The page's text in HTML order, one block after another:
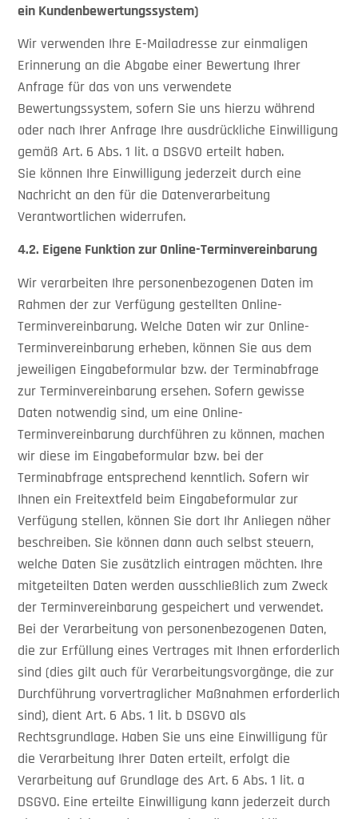
ein Kundenbewertungssystem)
Wir verwenden Ihre E-Mailadresse zur einmaligen
Erinnerung an die Abgabe einer Bewertung Ihrer
Anfrage für das von uns verwendete
Bewertungssystem, sofern Sie uns hierzu während
oder nach Ihrer Anfrage Ihre ausdrückliche Einwilligung
gemäß Art. 6 Abs. 1 lit. a DSGVO erteilt haben.
Sie können Ihre Einwilligung jederzeit durch eine
Nachricht an den für die Datenverarbeitung
Verantwortlichen widerrufen.
4.2. Eigene Funktion zur Online-Terminvereinbarung
Wir verarbeiten Ihre personenbezogenen Daten im
Rahmen der zur Verfügung gestellten Online-
Terminvereinbarung. Welche Daten wir zur Online-
Terminvereinbarung erheben, können Sie aus dem
jeweiligen Eingabeformular bzw. der Terminabfrage
zur Terminvereinbarung ersehen. Sofern gewisse
Daten notwendig sind, um eine Online-
Terminvereinbarung durchführen zu können, machen
wir diese im Eingabeformular bzw. bei der
Terminabfrage entsprechend kenntlich. Sofern wir
Ihnen ein Freitextfeld beim Eingabeformular zur
Verfügung stellen, können Sie dort Ihr Anliegen näher
beschreiben. Sie können dann auch selbst steuern,
welche Daten Sie zusätzlich eintragen möchten. Ihre
mitgeteilten Daten werden ausschließlich zum Zweck
der Terminvereinbarung gespeichert und verwendet.
Bei der Verarbeitung von personenbezogenen Daten,
die zur Erfüllung eines Vertrages mit Ihnen erforderlich
sind (dies gilt auch für Verarbeitungsvorgänge, die zur
Durchführung vorvertraglicher Maßnahmen erforderlich
sind), dient Art. 6 Abs. 1 lit. b DSGVO als
Rechtsgrundlage. Haben Sie uns eine Einwilligung für
die Verarbeitung Ihrer Daten erteilt, erfolgt die
Verarbeitung auf Grundlage des Art. 6 Abs. 1 lit. a
DSGVO. Eine erteilte Einwilligung kann jederzeit durch